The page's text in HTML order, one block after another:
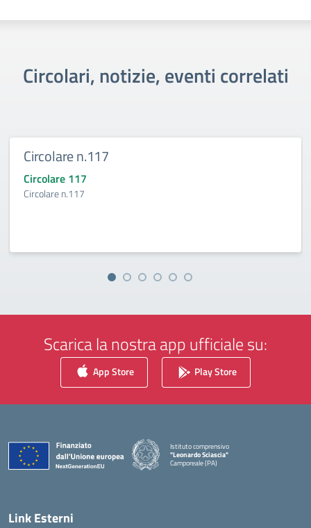
Circolari, notizie, eventi correlati
Circolare n.117
Circolare 117
Circolare n.117
Scarica la nostra app ufficiale su:
App Store Play Store
Istituto comprensivo
"Leonardo Sciascia"
Camporeale (PA)
— Visita la pagina iniziale della scuola
Link Esterni